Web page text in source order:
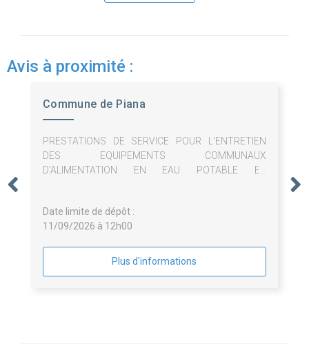
Avis à proximité :
Commune de Piana
PRESTATIONS DE SERVICE POUR L'ENTRETIEN
DES EQUIPEMENTS COMMUNAUX
D'ALIMENTATION EN EAU POTABLE ET
Date limite de dépôt :
11/09/2026 à 12h00
Plus d'informations